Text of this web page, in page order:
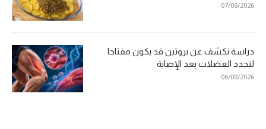
07/08/2026
دراسة تكشف عن بروتين قد يكون مفتاحا
لتجدد العضلات بعد الإصابة
06/08/2026